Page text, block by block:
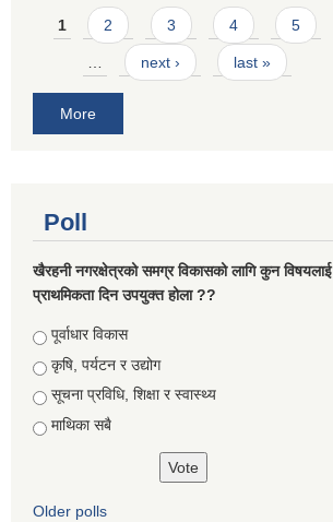
Pages
1 2 3 4 5
… next › last »
More
Poll
खैरहनी नगरक्षेत्रको समग्र विकासको लागि कुन विषयलाई
प्राथमिकता दिन उपयुक्त होला ??
Choices
पूर्वाधार विकास
कृषि, पर्यटन र उद्योग
सूचना प्रविधि, शिक्षा र स्वास्थ्य
माथिका सबै
Older polls